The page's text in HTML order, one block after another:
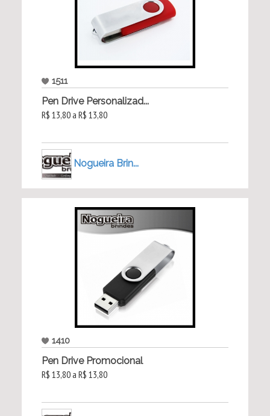
1511
Pen Drive Personalizad...
R$ 13,80 a R$ 13,80
Nogueira Brin...
1410
Pen Drive Promocional
R$ 13,80 a R$ 13,80